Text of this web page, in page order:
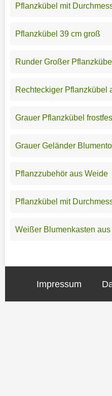
Pflanzkübel mit
Pflanzkübel 39 cm groß
Runder Großer
Rechteckiger Pflanzkübel
Grauer Pflanzkübel
Grauer Geländer
Pflanzzubehör aus Weide
Pflanzkübel mit
Weißer Blumenkasten aus
Impressum